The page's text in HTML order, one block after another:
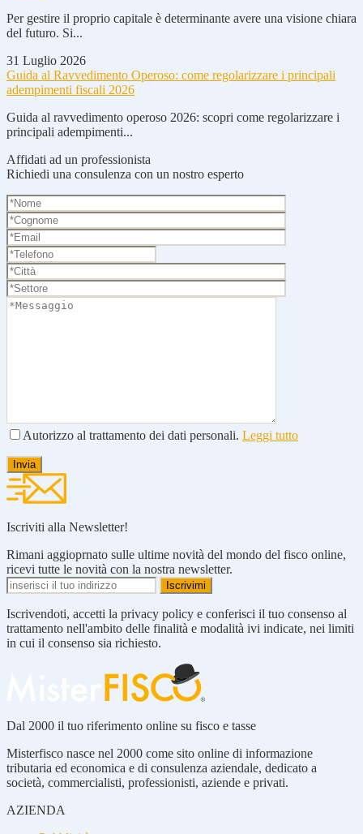
Per gestire il proprio capitale è determinante avere una visione chiara
del futuro. Si...
31 Luglio 2026
Guida al Ravvedimento Operoso: come regolarizzare i principali
adempimenti fiscali 2026
Guida al ravvedimento operoso 2026: scopri come regolarizzare i
principali adempimenti...
Affidati ad un professionista
Richiedi una consulenza con un nostro esperto
Autorizzo al trattamento dei dati personali. Leggi tutto
Iscriviti alla Newsletter!
Rimani aggioprnato sulle ultime novità del mondo del fisco online,
ricevi tutte le novità con la nostra newsletter.
Iscrivendoti, accetti la privacy policy e conferisci il tuo consenso al
trattamento nell'ambito delle finalità e modalità ivi indicate, nei limiti
in cui il consenso sia richiesto.
Dal 2000 il tuo riferimento online su fisco e tasse
Misterfisco nasce nel 2000 come sito online di informazione
tributaria ed economica e di consulenza aziendale, dedicato a
società, commercialisti, professionisti, aziende e privati.
AZIENDA